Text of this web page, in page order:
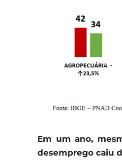
Em um ano,
desemprego caiu